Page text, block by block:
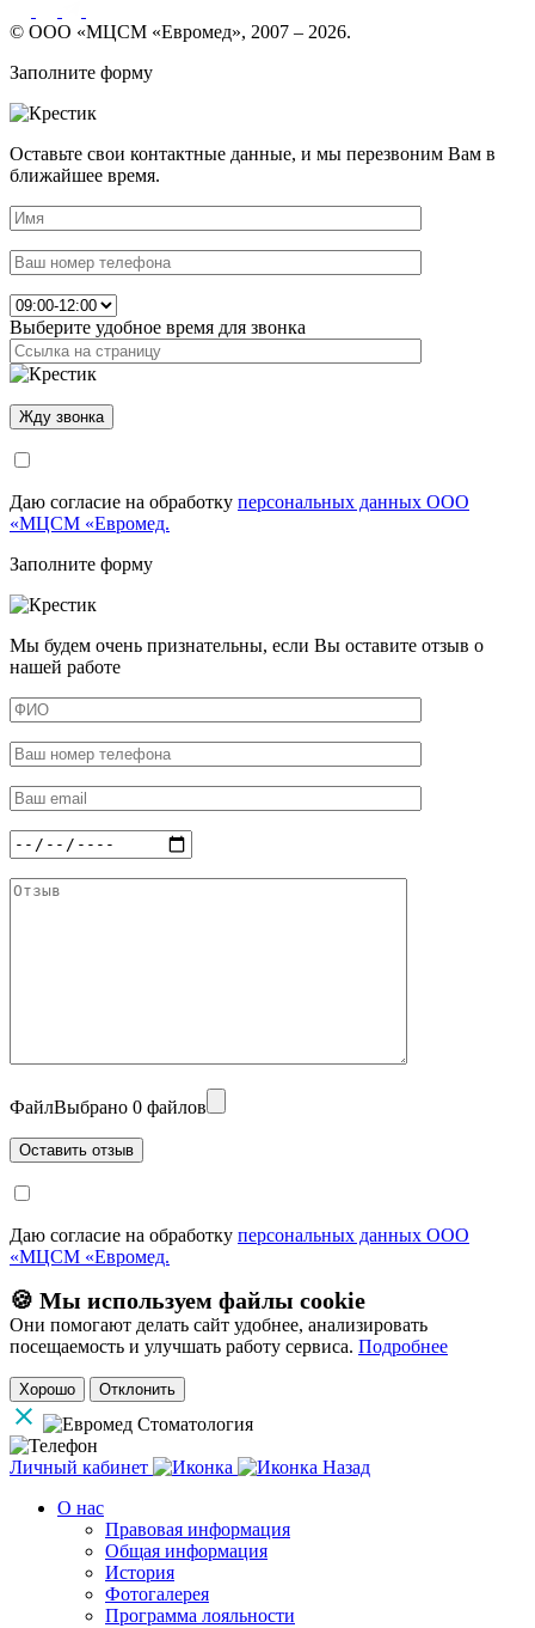
© ООО «МЦСМ «Евромед», 2007 – 2026.
Заполните форму
Оставьте свои контактные данные, и мы перезвоним Вам в
ближайшее время.
Выберите удобное время для звонка
Даю согласие на обработку персональных данных ООО
«МЦСМ «Евромед.
Заполните форму
Мы будем очень признательны, если Вы оставите отзыв о
нашей работе
ФайлВыбрано 0 файлов
Даю согласие на обработку персональных данных ООО
«МЦСМ «Евромед.
🍪 Мы используем файлы cookie
Они помогают делать сайт удобнее, анализировать
посещаемость и улучшать работу сервиса. Подробнее
Хорошо Отклонить
Личный кабинет
Назад
О нас
Правовая информация
Общая информация
История
Фотогалерея
Программа лояльности